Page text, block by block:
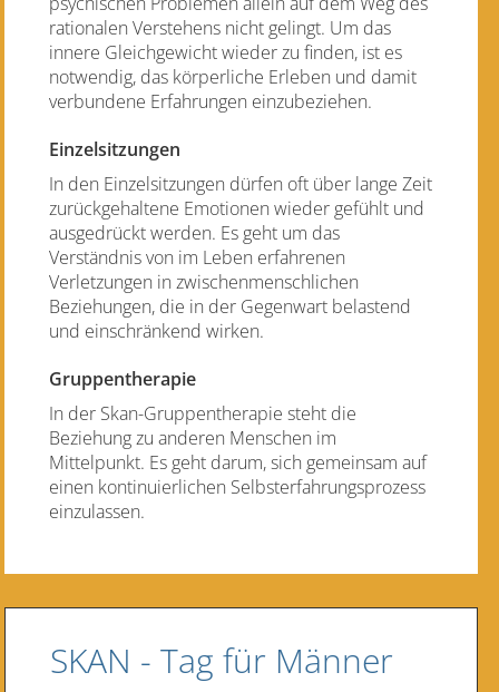
rationalen Verstehens nicht gelingt. Um das
innere Gleichgewicht wieder zu finden, ist es
notwendig, das körperliche Erleben und damit
verbundene Erfahrungen einzubeziehen.
Einzelsitzungen
In den Einzelsitzungen dürfen oft über lange Zeit
zurückgehaltene Emotionen wieder gefühlt und
ausgedrückt werden. Es geht um das
Verständnis von im Leben erfahrenen
Verletzungen in zwischenmenschlichen
Beziehungen, die in der Gegenwart belastend
und einschränkend wirken.
Gruppentherapie
In der Skan-Gruppentherapie steht die
Beziehung zu anderen Menschen im
Mittelpunkt. Es geht darum, sich gemeinsam auf
einen kontinuierlichen Selbsterfahrungsprozess
einzulassen.
SKAN - Tag für Männer